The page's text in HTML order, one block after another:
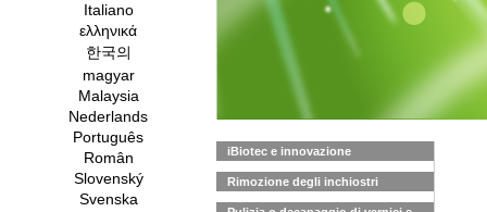
Italiano
ελληνικά
한국의
magyar
Malaysia
Nederlands
Português
Român
Slovenský
Svenska
iBiotec e innovazione
Rimozione degli inchiostri